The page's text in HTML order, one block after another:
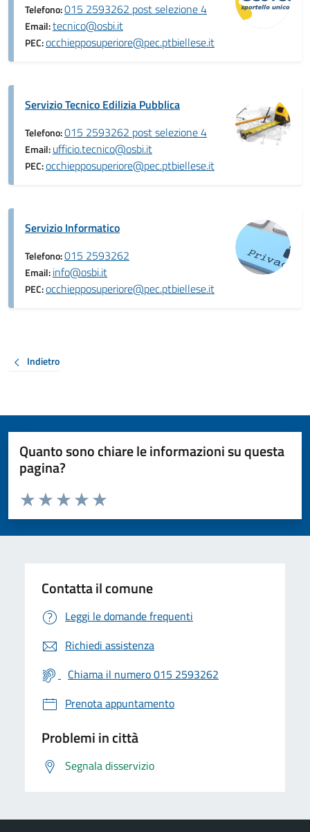
Telefono:015 2593262 post selezione 4
Email:tecnico@osbi.it
PEC:occhiepposuperiore@pec.ptbiellese.it
Servizio Tecnico Edilizia Pubblica
Telefono:015 2593262 post selezione 4
Email:ufficio.tecnico@osbi.it
PEC:occhiepposuperiore@pec.ptbiellese.it
Servizio Informatico
Telefono:015 2593262
Email:info@osbi.it
PEC:occhiepposuperiore@pec.ptbiellese.it
Indietro
Quanto sono chiare le informazioni su questa
pagina?
Valuta da 1 a 5 stelle la pagina
Valuta 5 stelle su 5
Valuta 4 stelle su 5
Valuta 3 stelle su 5
Valuta 2 stelle su 5
Valuta 1 stelle su 5
Contatta il comune
Leggi le domande frequenti
Richiedi assistenza
Chiama il numero 015 2593262
Prenota appuntamento
Problemi in città
Segnala disservizio